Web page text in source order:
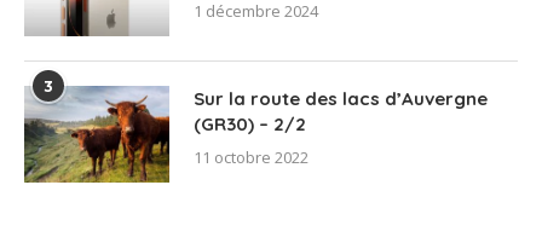
1 décembre 2024
3
Sur la route des lacs d’Auvergne
(GR30) – 2/2
11 octobre 2022